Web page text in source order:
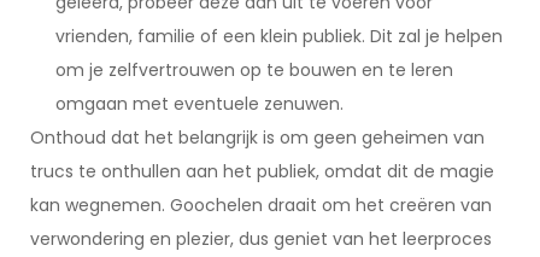
vrienden, familie of een klein publiek. Dit zal je helpen
om je zelfvertrouwen op te bouwen en te leren
omgaan met eventuele zenuwen.
Onthoud dat het belangrijk is om geen geheimen van
trucs te onthullen aan het publiek, omdat dit de magie
kan wegnemen. Goochelen draait om het creëren van
verwondering en plezier, dus geniet van het leerproces